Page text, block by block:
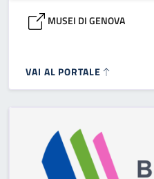
MUSEI DI GENOVA
VAI AL PORTALE